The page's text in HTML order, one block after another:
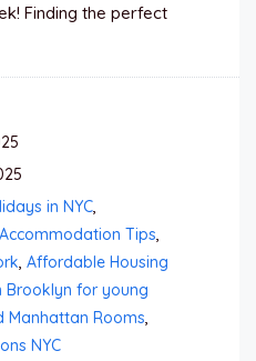
Finding the perfect
in NYC,
Accommodation Tips,
, Affordable Housing
Brooklyn for young
Manhattan Rooms,
NYC